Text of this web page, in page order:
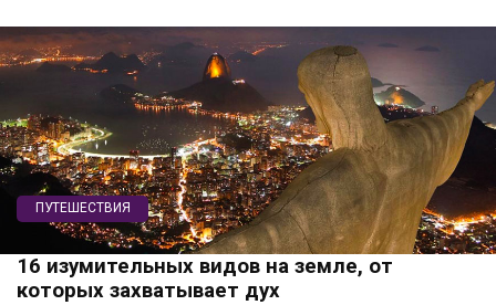
ПУТЕШЕСТВИЯ
16 изумительных видов на земле, от
которых захватывает дух